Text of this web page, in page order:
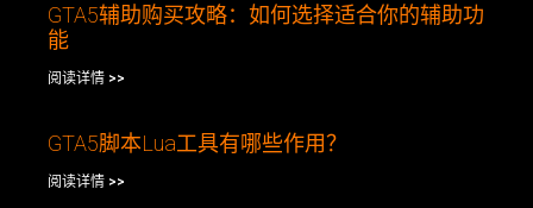
GTA5辅助购买攻略：如何选择适合你的辅助功
能
阅读详情 >>
GTA5脚本Lua工具有哪些作用？
阅读详情 >>